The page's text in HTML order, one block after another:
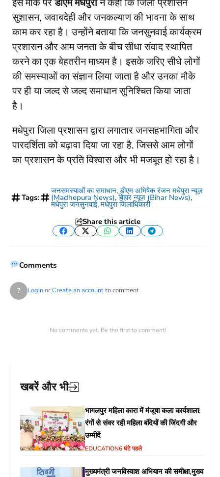
सुशासन, जवाबदेही और जनकल्याण की भावना के साथ
काम कर रहा है। उन्होंने बताया कि जनसुनवाई कार्यक्रम
प्रशासन और आम जनता के बीच सीधा संवाद स्थापित
करने का एक बेहतरीन माध्यम है। इसके जरिए सीधे लोगों
की समस्याओं का संज्ञान लिया जाता है और उनका मौके
पर ही या जल्द से जल्द समाधान सुनिश्चित किया जाता
है।
​मधेपुरा जिला प्रशासन द्वारा लगातार जनसहभागिता और
पारदर्शिता को बढ़ावा दिया जा रहा है, जिससे आम लोगों
का प्रशासन के प्रति विश्वास और भी मजबूत हो रहा है।
Tags:
जनसमस्याओं का समाधान,डीएम अभिषेक रंजन मधेपुरा न्यूज़
(Madhepura News),बिहार न्यूज़ (Bihar News),
मधेपुरा जनसुनवाई,मधेपुरा जिलाधिकारी
Share this article
Facebook
TwitterWhatsApp
LinkedInTelegram
Comments
? LoginorCreate an accountto comment
No comments yet. Be the first to comment!
खबरें और भी
भागलपुर महिला कारा में मंजूषा कला कार्यशाला:
रंगों से संवर रही महिला बंदियों की जिंदगी और
उम्मीदें
EDUCATION6 घंटे पहले
मुख्यमंत्री जनविस्वाश अभियान की समीक्षा,मुख्य